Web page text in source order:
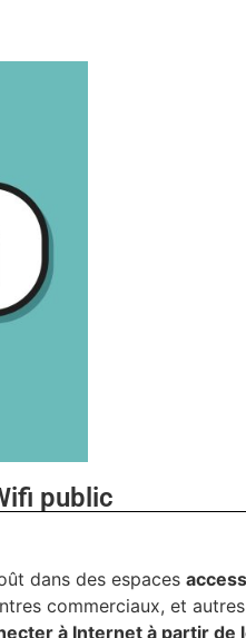
public
dans des espaces
commerciaux, et
à Internet à partir de